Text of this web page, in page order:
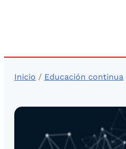
Inicio / Educación continua